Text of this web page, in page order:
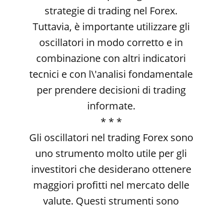
strategie di trading nel Forex.
Tuttavia, è importante utilizzare gli
oscillatori in modo corretto e in
combinazione con altri indicatori
tecnici e con l\'analisi fondamentale
per prendere decisioni di trading
informate.
* * *
Gli oscillatori nel trading Forex sono
uno strumento molto utile per gli
investitori che desiderano ottenere
maggiori profitti nel mercato delle
valute. Questi strumenti sono